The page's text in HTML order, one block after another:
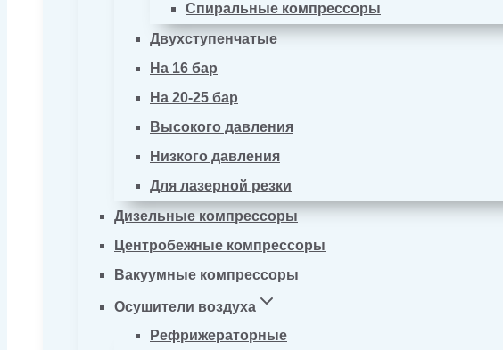
Спиральные компрессоры
Двухступенчатые
На 16 бар
На 20-25 бар
Высокого давления
Низкого давления
Для лазерной резки
Дизельные компрессоры
Центробежные компрессоры
Вакуумные компрессоры
Осушители воздуха
Рефрижераторные